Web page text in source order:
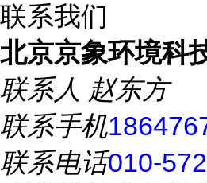
联系我们
北京京象环境科
联系人 赵东方
联系手机
联系电话010-